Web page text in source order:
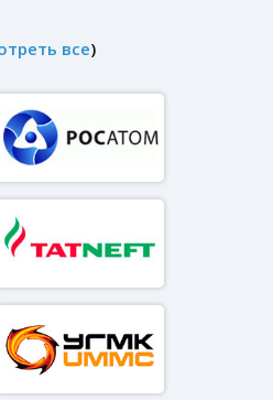
все)